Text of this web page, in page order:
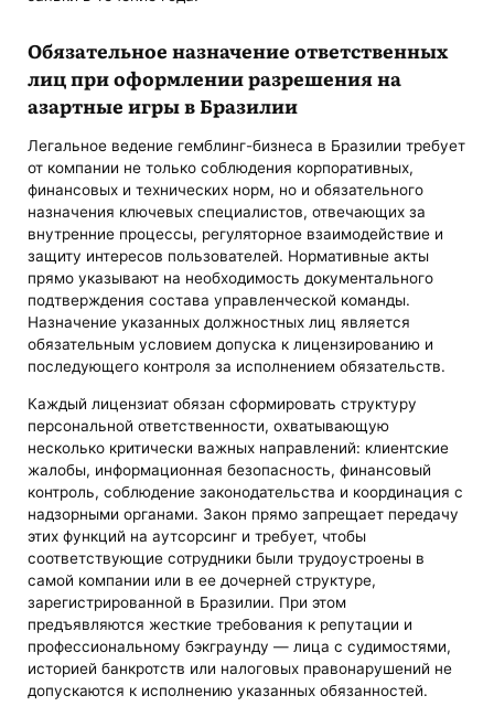
Обязательное назначение ответственных
лиц при оформлении разрешения на
азартные игры в Бразилии
Легальное ведение гемблинг-бизнеса в Бразилии требует
от компании не только соблюдения корпоративных,
финансовых и технических норм, но и обязательного
назначения ключевых специалистов, отвечающих за
внутренние процессы, регуляторное взаимодействие и
защиту интересов пользователей. Нормативные акты
прямо указывают на необходимость документального
подтверждения состава управленческой команды.
Назначение указанных должностных лиц является
обязательным условием допуска к лицензированию и
последующего контроля за исполнением обязательств.
Каждый лицензиат обязан сформировать структуру
персональной ответственности, охватывающую
несколько критически важных направлений: клиентские
жалобы, информационная безопасность, финансовый
контроль, соблюдение законодательства и координация с
надзорными органами. Закон прямо запрещает передачу
этих функций на аутсорсинг и требует, чтобы
соответствующие сотрудники были трудоустроены в
самой компании или в ее дочерней структуре,
зарегистрированной в Бразилии. При этом
предъявляются жесткие требования к репутации и
профессиональному бэкграунду — лица с судимостями,
историей банкротств или налоговых правонарушений не
допускаются к исполнению указанных обязанностей.